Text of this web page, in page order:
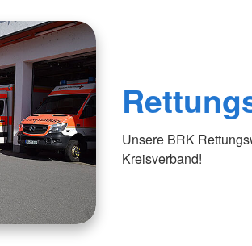
Unsere BRK
Kreisverband!